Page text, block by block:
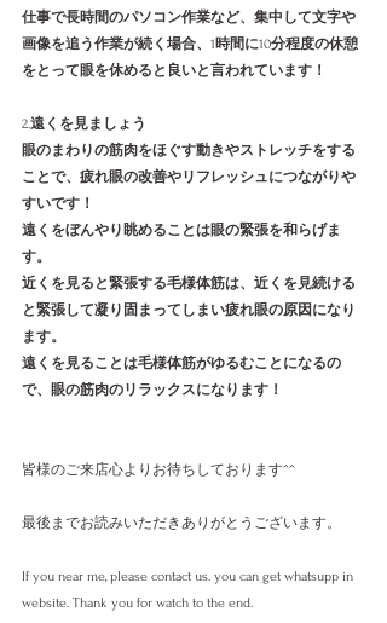
仕事で長時間のパソコン作業など、集中して文字や
画像を追う作業が続く場合、 1時間に10分程度の休憩
をとって眼を休めると良いと言われています！
2.遠くを見ましょう
眼のまわりの筋肉をほぐす動きやストレッチをする
ことで、疲れ眼の改善やリフレッシュにつながりや
すいです！
遠くをぼんやり眺めることは眼の緊張を和らげま
す。
近くを見ると緊張する毛様体筋は、近くを見続ける
と緊張して凝り固まってしまい疲れ眼の原因になり
ます。
遠くを見ることは毛様体筋がゆるむことになるの
で、眼の筋肉のリラックスになります！
皆様のご来店心よりお待ちしております^^
最後までお読みいただきありがとうございます。
If you near me, please contact us. you can get whatsupp in
website. Thank you for watch to the end.